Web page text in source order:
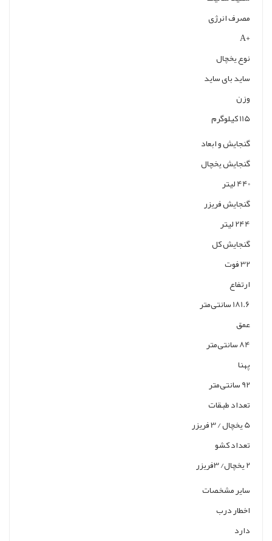
مصرف انرژی
+A
نوع یخچال
ساید بای ساید
وزن
115 کیلوگرم
گنجایش و ابعاد
گنجایش یخچال
440 لیتر
گنجایش فریزر
244 لیتر
گنجایش کل
32 فوت
ارتفاع
181.6 سانتی‌متر
عمق
84 سانتی‌متر
پهنا
92 سانتی‌متر
تعداد طبقات
5 یخچال / 3 فریزر
تعداد کشو
2 یخچال/ 3فریزر
سایر مشخصات
اخطار درب
دارد